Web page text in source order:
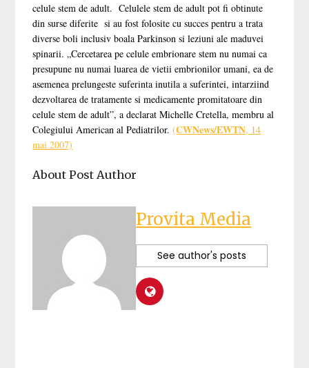
celule stem de adult. Celulele stem de adult pot fi obtinute
din surse diferite si au fost folosite cu succes pentru a trata
diverse boli inclusiv boala Parkinson si leziuni ale maduvei
spinarii. „Cercetarea pe celule embrionare stem nu numai ca
presupune nu numai luarea de vietii embrionilor umani, ea de
asemenea prelungeste suferinta inutila a suferintei, intarziind
dezvoltarea de tratamente si medicamente promitatoare din
celule stem de adult”, a declarat Michelle Cretella, membru al
Colegiului American al Pediatrilor.(CWNews/EWTN, 14
mai 2007)
About Post Author
Provita Media
See author's posts